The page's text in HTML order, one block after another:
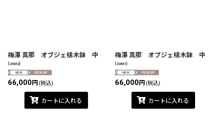
梅澤 真那 オブジェ植木鉢 中
20432]
66,000円 (税込)
カートに入れる
梅澤 真那 オブジェ植木鉢 中
20431
66,000円 (税込)
カートに入れる